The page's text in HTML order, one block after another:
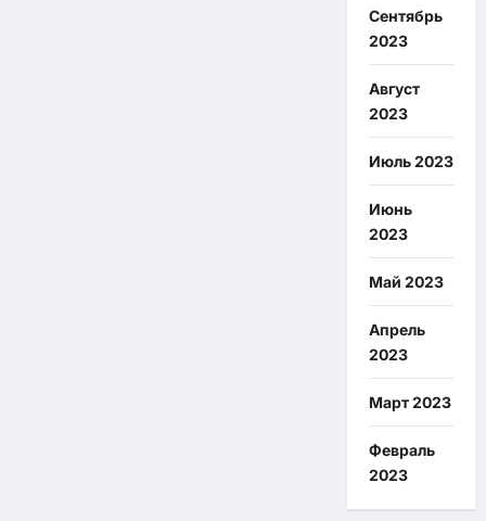
Сентябрь
2023
Август
2023
Июль 2023
Июнь
2023
Май 2023
Апрель
2023
Март 2023
Февраль
2023